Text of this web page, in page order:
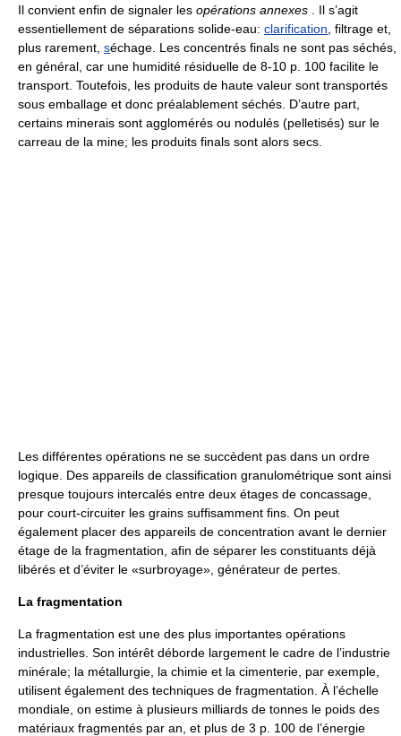
Il convient enfin de signaler les opérations annexes . Il s’agit
essentiellement de séparations solide-eau: clarification , filtrage et,
plus rarement, séchage. Les concentrés finals ne sont pas séchés,
en général, car une humidité résiduelle de 8-10 p. 100 facilite le
transport. Toutefois, les produits de haute valeur sont transportés
sous emballage et donc préalablement séchés. D’autre part,
certains minerais sont agglomérés ou nodulés (pelletisés) sur le
carreau de la mine; les produits finals sont alors secs.
Les différentes opérations ne se succèdent pas dans un ordre
logique. Des appareils de classification granulométrique sont ainsi
presque toujours intercalés entre deux étages de concassage,
pour court-circuiter les grains suffisamment fins. On peut
également placer des appareils de concentration avant le dernier
étage de la fragmentation, afin de séparer les constituants déjà
libérés et d’éviter le «surbroyage», générateur de pertes.
La fragmentation
La fragmentation est une des plus importantes opérations
industrielles. Son intérêt déborde largement le cadre de l’industrie
minérale; la métallurgie, la chimie et la cimenterie, par exemple,
utilisent également des techniques de fragmentation. À l’échelle
mondiale, on estime à plusieurs milliards de tonnes le poids des
matériaux fragmentés par an, et plus de 3 p. 100 de l’énergie